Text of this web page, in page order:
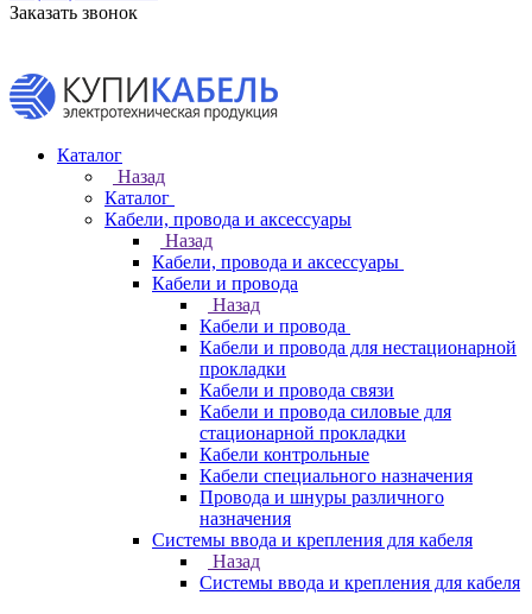
Заказать звонок
Каталог
Назад
Каталог
Кабели, провода и аксессуары
Назад
Кабели, провода и аксессуары
Кабели и провода
Назад
Кабели и провода
Кабели и провода для нестационарной
прокладки
Кабели и провода связи
Кабели и провода силовые для
стационарной прокладки
Кабели контрольные
Кабели специального назначения
Провода и шнуры различного
назначения
Системы ввода и крепления для кабеля
Назад
Системы ввода и крепления для кабеля